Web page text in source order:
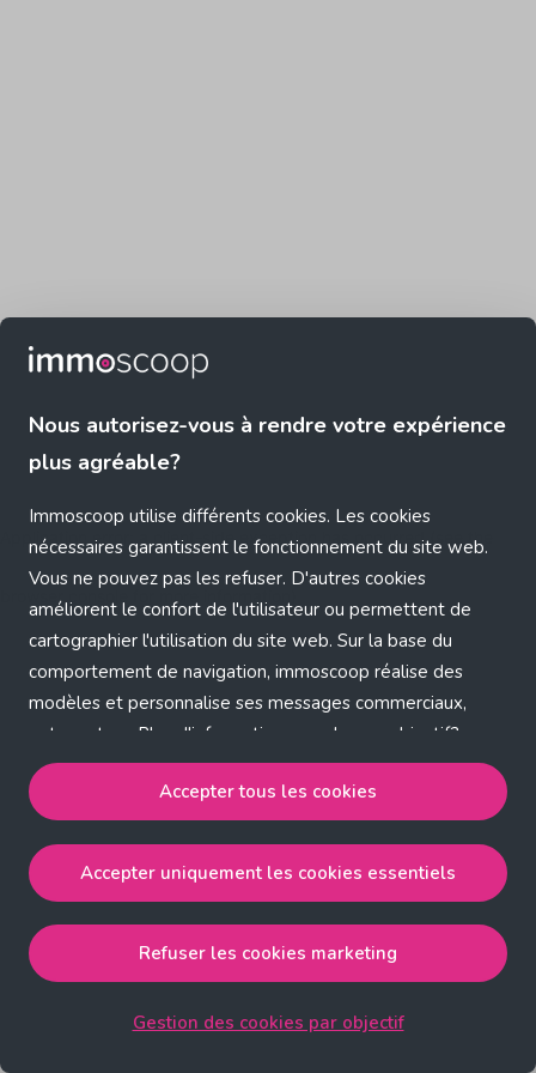
Nous autorisez-vous à rendre votre expérience
plus agréable?
Immoscoop utilise différents cookies. Les cookies
nécessaires garantissent le fonctionnement du site web.
Vous ne pouvez pas les refuser. D'autres cookies
améliorent le confort de l'utilisateur ou permettent de
cartographier l'utilisation du site web. Sur la base du
comportement de navigation, immoscoop réalise des
modèles et personnalise ses messages commerciaux,
entre autres. Plus d'informations sur chaque objectif?
Cliquez sur 'Gestion des cookies par objectif'.
Notre politique de cookies
Accepter tous les cookies
strictement nécessaires, performance, fonctionnalité et
publicité ciblée.
Accepter uniquement les cookies essentielsaccepte
les cookies strictement nécessaires.
Accepter tous les cookies
Accepter uniquement les cookies essentiels
Refuser les cookies marketing
Gestion des cookies par objectif
Application error: a client-side exception has occurred (see the
browser console for more information)